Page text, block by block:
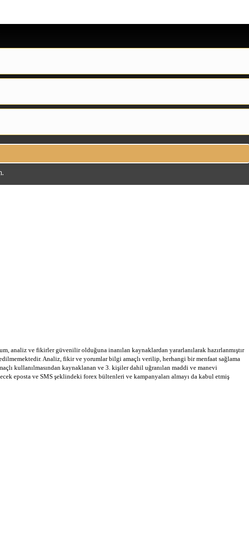
analiz ve fikirler güvenilir olduğuna inanılan kaynaklardan yararlanılarak hazırlanmıştır
Analiz, fikir ve yorumlar bilgi amaçlı verilip, herhangi bir menfaat sağlama
kullanılmasından kaynaklanan ve 3. kişiler dahil uğranılan maddi ve manevi
eposta ve SMS şeklindeki forex bültenleri ve kampanyaları almayı da kabul etmiş